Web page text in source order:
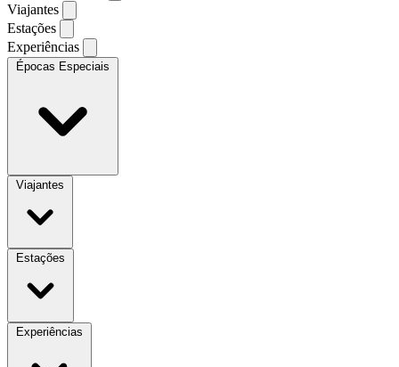
Viajantes
Estações
Experiências
Épocas Especiais
Viajantes
Estações
Experiências